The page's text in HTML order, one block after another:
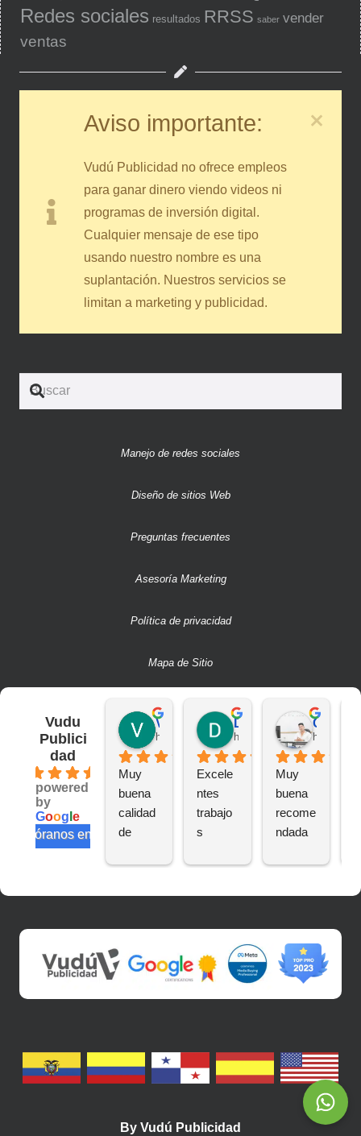
Redes sociales resultados RRSS saber vender
ventas
Aviso importante:
Vudú Publicidad no ofrece empleos
para ganar dinero viendo videos ni
programas de inversión digital.
Cualquier mensaje de ese tipo
usando nuestro nombre es una
suplantación. Nuestros servicios se
limitan a marketing y publicidad.
Manejo de redes sociales
Diseño de sitios Web
Preguntas frecuentes
Asesoría Marketing
Política de privacidad
Mapa de Sitio
Vudu
Publici
dad
powered
by
Goog e
valóranos en
hace 2 años
Muy
buena
calidad
de
s
hace 2 años
Excele
ntes
trabajo
s
hace 2
Muy
buena
recome
ndada
By Vudú Publicidad